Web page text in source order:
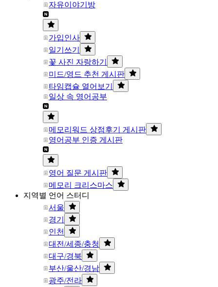
자유이야기방
가입인사
일기쓰기
꽃 사진 자랑하기
미드/영드 추천 게시판
타임캡슐 열어보기
일상 속 영어공부
메모리워드 상점후기 게시판
영어공부 인증 게시판
영어 질문 게시판
메모리 크리스마스
지역별 언어 스터디
서울
경기
인천
대전/세종/충청
대구/경북
부산/울산/경남
광주/전라